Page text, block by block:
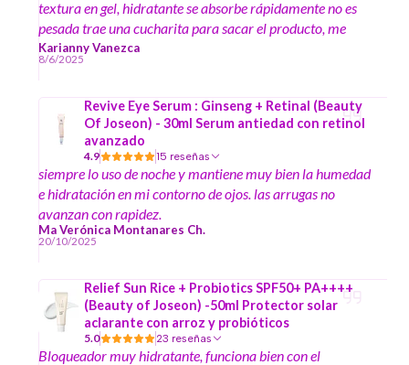
textura en gel, hidratante se absorbe rápidamente no es
pesada trae una cucharita para sacar el producto, me
encantó y el formato es grande
Karianny Vanezca
8/6/2025
Revive Eye Serum : Ginseng + Retinal (Beauty
Of Joseon) - 30ml Serum antiedad con retinol
avanzado
4.9 15 reseñas
siempre lo uso de noche y mantiene muy bien la humedad
e hidratación en mi contorno de ojos. las arrugas no
avanzan con rapidez.
Ma Verónica Montanares Ch.
20/10/2025
Relief Sun Rice + Probiotics SPF50+ PA++++
(Beauty of Joseon) -50ml Protector solar
aclarante con arroz y probióticos
5.0 23 reseñas
Bloqueador muy hidratante, funciona bien con el